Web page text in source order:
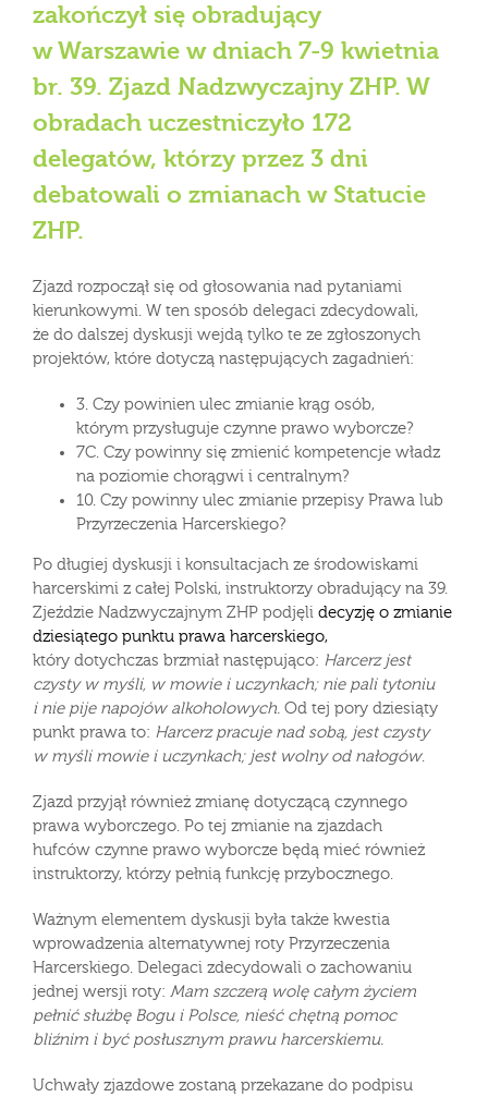
zakończył się obradujący
w Warszawie w dniach 7-9 kwietnia
br. 39. Zjazd Nadzwyczajny ZHP. W
obradach uczestniczyło 172
delegatów, którzy przez 3 dni
debatowali o zmianach w Statucie
ZHP.
Zjazd rozpoczął się od głosowania nad pytaniami
kierunkowymi. W ten sposób delegaci zdecydowali,
że do dalszej dyskusji wejdą tylko te ze zgłoszonych
projektów, które dotyczą następujących zagadnień:
3. Czy powinien ulec zmianie krąg osób,
którym przysługuje czynne prawo wyborcze?
7C. Czy powinny się zmienić kompetencje władz
na poziomie chorągwi i centralnym?
10. Czy powinny ulec zmianie przepisy Prawa lub
Przyrzeczenia Harcerskiego?
Po długiej dyskusji i konsultacjach ze środowiskami
harcerskimi z całej Polski, instruktorzy obradujący na 39.
Zjeździe Nadzwyczajnym ZHP podjęli decyzję o zmianie
dziesiątego punktu prawa harcerskiego,
który dotychczas brzmiał następująco: Harcerz jest
czysty w myśli, w mowie i uczynkach; nie pali tytoniu
i nie pije napojów alkoholowych. Od tej pory dziesiąty
punkt prawa to: Harcerz pracuje nad sobą, jest czysty
w myśli mowie i uczynkach; jest wolny od nałogów.
Zjazd przyjął również zmianę dotyczącą czynnego
prawa wyborczego. Po tej zmianie na zjazdach
hufców czynne prawo wyborcze będą mieć również
instruktorzy, którzy pełnią funkcję przybocznego.
Ważnym elementem dyskusji była także kwestia
wprowadzenia alternatywnej roty Przyrzeczenia
Harcerskiego. Delegaci zdecydowali o zachowaniu
jednej wersji roty: Mam szczerą wolę całym życiem
pełnić służbę Bogu i Polsce, nieść chętną pomoc
bliźnim i być posłusznym prawu harcerskiemu.
Uchwały zjazdowe zostaną przekazane do podpisu